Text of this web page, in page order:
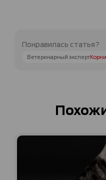
Понравилась статья?
Ветеринарный эксперт